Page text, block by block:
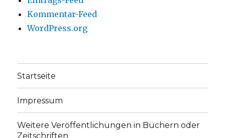
Kommentar-Feed
WordPress.org
Startseite
Impressum
Weitere Veröffentlichungen in Büchern oder
Zeitschriften